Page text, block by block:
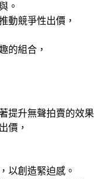
。
動競爭性出價，
的組合，
提升無聲拍賣的效果
價，
以創造緊迫感。